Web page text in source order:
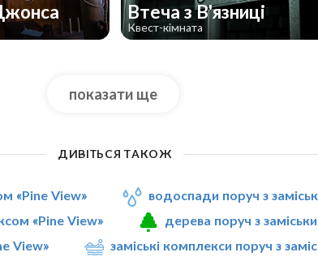
Втеча з В'язниці
Квест-кімната
показати ще
ДИВІТЬСЯ ТАКОЖ
«Pine View»
водоспади поруч з
«Pine View»
дерева поруч з
View»
заміські комплекси поруч з